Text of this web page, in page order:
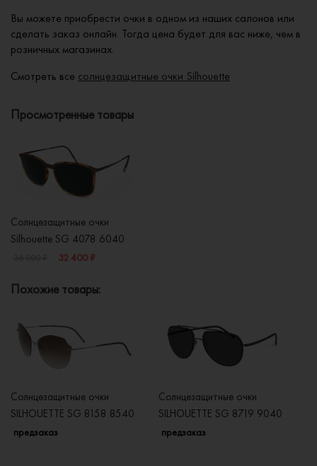
Вы можете приобрести очки в одном из наших салонов или
сделать заказ онлайн. Тогда цена будет для вас ниже, чем в
розничных магазинах.
Смотреть все солнцезащитные очки Silhouette
Просмотренные товары
Солнцезащитные очки
Silhouette SG 4078 6040
32 400 ₽
Похожие товары:
Солнцезащитные очки
SILHOUETTE SG 8158 8540
предзаказ
Солнцезащитные очки
SILHOUETTE SG 8719 9040
предзаказ